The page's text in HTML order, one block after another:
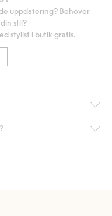
uppdatering? Behöver
stil?
stylist i butik gratis.
gratis frakt till butik
som medlem.
andra betalningssätt.